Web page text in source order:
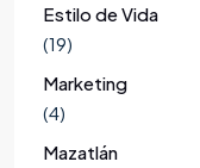
Estilo de Vida
(19)
Marketing
(4)
Mazatlán